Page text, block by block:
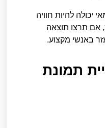
יכולה להיות חוויה
אם תרצו תוצאה
באנשי מקצוע.
תמונת